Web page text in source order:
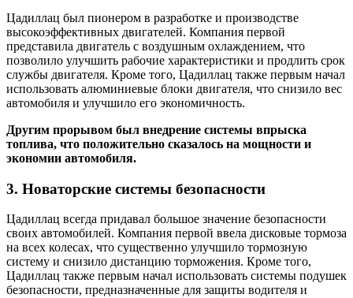
Цадиллац был пионером в разработке и производстве
высокоэффективных двигателей. Компания первой
представила двигатель с воздушным охлаждением, что
позволило улучшить рабочие характеристики и продлить срок
службы двигателя. Кроме того, Цадиллац также первым начал
использовать алюминиевые блоки двигателя, что снизило вес
автомобиля и улучшило его экономичность.
Другим прорывом был внедрение системы впрыска
топлива, что положительно сказалось на мощности и
экономии автомобиля.
3. Новаторские системы безопасности
Цадиллац всегда придавал большое значение безопасности
своих автомобилей. Компания первой ввела дисковые тормоза
на всех колесах, что существенно улучшило тормозную
систему и снизило дистанцию торможения. Кроме того,
Цадиллац также первым начал использовать системы подушек
безопасности, предназначенные для защиты водителя и